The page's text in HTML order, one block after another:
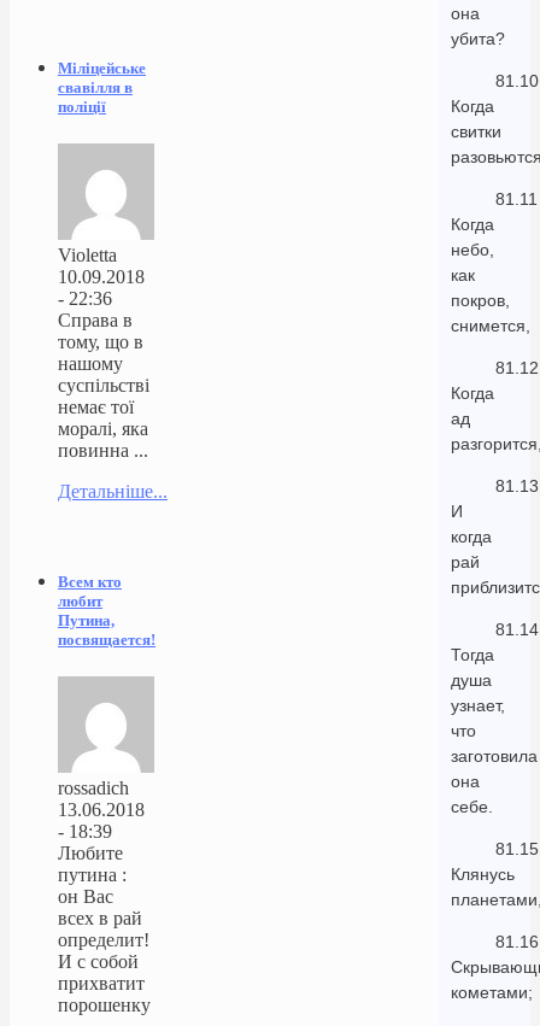
она
убита?
81.10
Когда
свитки
81.11
Когда
небо,
как
покров,
снимется,
81.12
Когда
ад
81.13
И
когда
рай
81.14
Тогда
душа
узнает,
что
заготовила
она
себе.
81.15
Клянусь
81.16
кометами;
Міліцейське
свавілля в
поліції
Violetta
10.09.2018
- 22:36
Справа в
тому, що в
нашому
суспільстві
немає тої
моралі, яка
повинна ...
Детальніше...
Всем кто
любит
Путина,
посвящается!
rossadich
13.06.2018
- 18:39
Любите
путина :
он Вас
всех в рай
определит!
И с собой
прихватит
порошенку